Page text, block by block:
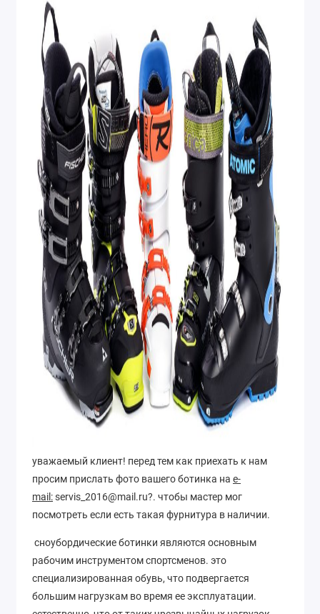
уважаемый клиент! перед тем как приехать к нам
просим прислать фото вашего ботинка на e-
mail:servis_2016@mail.ru?. чтобы мастер мог
посмотреть если есть такая фурнитура в наличии.
сноубордические ботинки являются основным
рабочим инструментом спортсменов. это
специализированная обувь, что подвергается
большим нагрузкам во время ее эксплуатации.